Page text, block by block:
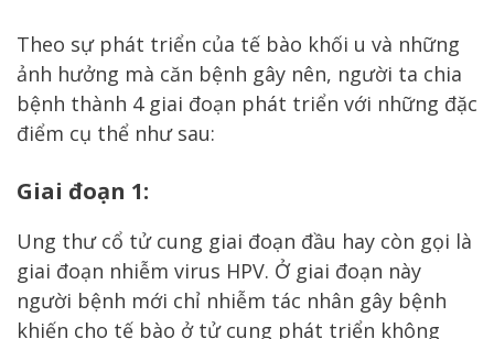
Theo sự phát triển của tế bào khối u và những
ảnh hưởng mà căn bệnh gây nên, người ta chia
bệnh thành 4 giai đoạn phát triển với những đặc
điểm cụ thể như sau:
Giai đoạn 1:
Ung thư cổ tử cung giai đoạn đầu hay còn gọi là
giai đoạn nhiễm virus HPV. Ở giai đoạn này
người bệnh mới chỉ nhiễm tác nhân gây bệnh
khiến cho tế bào ở tử cung phát triển không